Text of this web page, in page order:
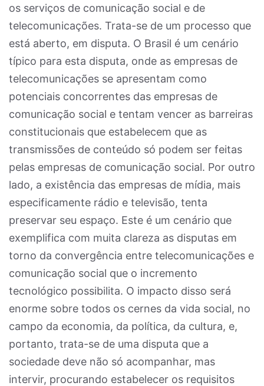
os serviços de comunicação social e de
telecomunicações. Trata-se de um processo que
está aberto, em disputa. O Brasil é um cenário
típico para esta disputa, onde as empresas de
telecomunicações se apresentam como
potenciais concorrentes das empresas de
comunicação social e tentam vencer as barreiras
constitucionais que estabelecem que as
transmissões de conteúdo só podem ser feitas
pelas empresas de comunicação social. Por outro
lado, a existência das empresas de mídia, mais
especificamente rádio e televisão, tenta
preservar seu espaço. Este é um cenário que
exemplifica com muita clareza as disputas em
torno da convergência entre telecomunicações e
comunicação social que o incremento
tecnológico possibilita. O impacto disso será
enorme sobre todos os cernes da vida social, no
campo da economia, da política, da cultura, e,
portanto, trata-se de uma disputa que a
sociedade deve não só acompanhar, mas
intervir, procurando estabelecer os requisitos